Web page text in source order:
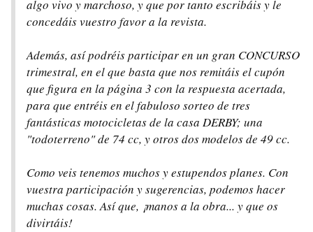
algo vivo y marchoso, y que por tanto escribáis y le
concedáis vuestro favor a la revista.
Además, así podréis participar en un gran CONCURSO
trimestral, en el que basta que nos remitáis el cupón
que figura en la página 3 con la respuesta acertada,
para que entréis en el fabuloso sorteo de tres
fantásticas motocicletas de la casa DERBY; una
"todoterreno" de 74 cc, y otros dos modelos de 49 cc.
Como veis tenemos muchos y estupendos planes. Con
vuestra participación y sugerencias, podemos hacer
muchas cosas. Así que, ¡manos a la obra... y que os
divirtáis!